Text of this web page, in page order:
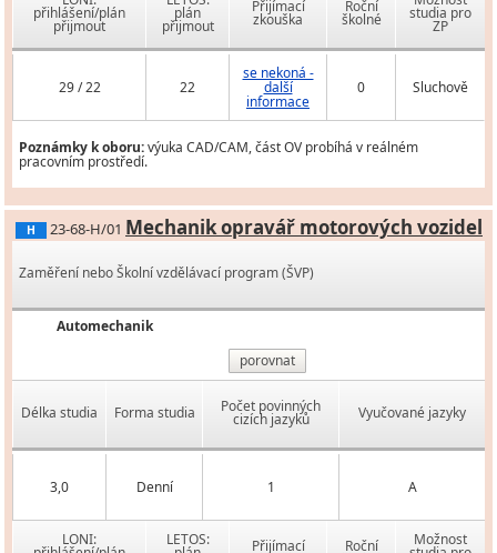
přihlášení/plán
přijmout
plán
přijmout
Přijímací
zkouška
Roční
školné studia pro
ZP
29 / 22 22
se nekoná -
další
informace
0 Sluchově
Poznámky k oboru:výuka CAD/CAM, část OV probíhá v reálném
pracovním prostředí.
H 23-68-H/01 Mechanik opravář motorových vozidel
Zaměření nebo Školní vzdělávací program (ŠVP)
Automechanik
porovnat
Délka studia Forma studia Počet povinných
cizích jazyků Vyučované jazyky
3,0 Denní 1 A
LONI: LETOS: Přijímací Roční Možnost